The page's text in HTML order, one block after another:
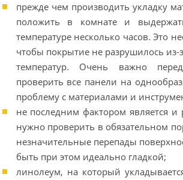
прежде чем производить укладку
положить в комнате и
температуре несколько часов. Это
чтобы покрытие не разрушилось из-
температур. Очень важно
проверить все панели на
проблему с материалами и
не последним фактором является и
нужно проверить в обязательном
незначительные перепады
быть при этом идеально гладкой;
линолеум, на который